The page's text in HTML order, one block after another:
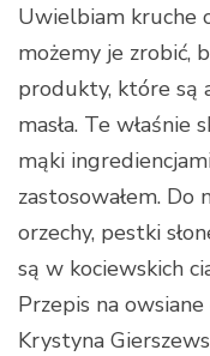
Uwielbiam kruche
możemy je zrobić,
produkty, które są
masła. Te właśnie
mąki
zastosowałem. Do
orzechy, pestki
są w kociewskich
Przepis na
Krystyna